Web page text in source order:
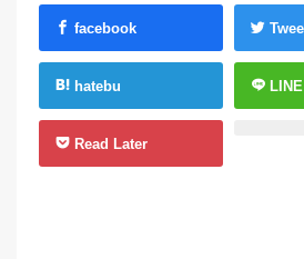
facebook
hatebu LINE
Read Later